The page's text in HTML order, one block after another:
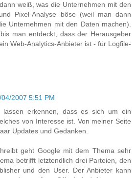
weiß, was die Unternehmen mit den
Pixel-Analyse böse (weil man dann
Unternehmen mit den Daten machen).
man entdeckt, dass der Herausgeber
Web-Analytics-Anbieter ist - für Logfile-
04/2007 5:51 PM
lassen erkennen, dass es sich um ein
von Interesse ist. Von meiner Seite
Updates und Gedanken.
geht Google mit dem Thema sehr
betrifft letztendlich drei Parteien, den
und den User. Der Anbieter kann